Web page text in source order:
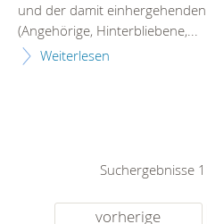
und der damit
(Angehörige, Hinterbliebene,...
Weiterlesen
Suchergebnisse
vorherige